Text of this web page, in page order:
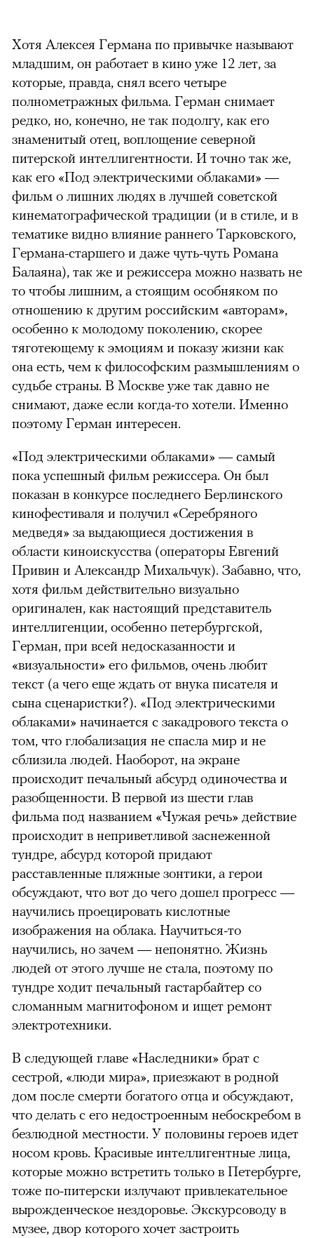
Хотя Алексея Германа по привычке называют
младшим, он работает в кино уже 12 лет, за
которые, правда, снял всего четыре
полнометражных фильма. Герман снимает
редко, но, конечно, не так подолгу, как его
знаменитый отец, воплощение северной
питерской интеллигентности. И точно так же,
как его «Под электрическими облаками» —
фильм о лишних людях в лучшей советской
кинематографической традиции (и в стиле, и в
тематике видно влияние раннего Тарковского,
Германа-старшего и даже чуть-чуть Романа
Балаяна), так же и режиссера можно назвать не
то чтобы лишним, а стоящим особняком по
отношению к другим российским «авторам»,
особенно к молодому поколению, скорее
тяготеющему к эмоциям и показу жизни как
она есть, чем к философским размышлениям о
судьбе страны. В Москве уже так давно не
снимают, даже если когда-то хотели. Именно
поэтому Герман интересен.
«Под электрическими облаками» — самый
пока успешный фильм режиссера. Он был
показан в конкурсе последнего Берлинского
кинофестиваля и получил «Серебряного
медведя» за выдающиеся достижения в
области киноискусства (операторы Евгений
Привин и Александр Михальчук). Забавно, что,
хотя фильм действительно визуально
оригинален, как настоящий представитель
интеллигенции, особенно петербургской,
Герман, при всей недосказанности и
«визуальности» его фильмов, очень любит
текст (а чего еще ждать от внука писателя и
сына сценаристки?). «Под электрическими
облаками» начинается с закадрового текста о
том, что глобализация не спасла мир и не
сблизила людей. Наоборот, на экране
происходит печальный абсурд одиночества и
разобщенности. В первой из шести глав
фильма под названием «Чужая речь» действие
происходит в неприветливой заснеженной
тундре, абсурд которой придают
расставленные пляжные зонтики, а герои
обсуждают, что вот до чего дошел прогресс —
научились проецировать кислотные
изображения на облака. Научиться-то
научились, но зачем — непонятно. Жизнь
людей от этого лучше не стала, поэтому по
тундре ходит печальный гастарбайтер со
сломанным магнитофоном и ищет ремонт
электротехники.
В следующей главе «Наследники» брат с
сестрой, «люди мира», приезжают в родной
дом после смерти богатого отца и обсуждают,
что делать с его недостроенным небоскребом в
безлюдной местности. У половины героев идет
носом кровь. Красивые интеллигентные лица,
которые можно встретить только в Петербурге,
тоже по-питерски излучают привлекательное
вырожденческое нездоровье. Экскурсоводу в
музее, двор которого хочет застроить